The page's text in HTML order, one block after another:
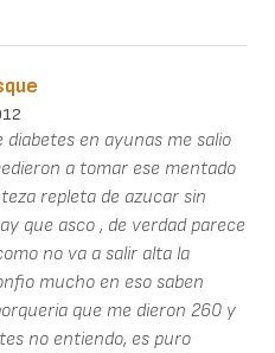
en ayunas me salio
a tomar ese mentado
repleta de azucar sin
que asco , de verdad parece
no va a salir alta la
mucho en eso saben
que me dieron 260 y
no entiendo, es puro